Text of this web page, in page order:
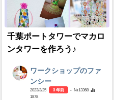
千葉ポートタワーでマカロ
ンタワーを作ろう♪
ワークショップのファ
ンシー
2023/3/25 3 年前
- №13368
1878